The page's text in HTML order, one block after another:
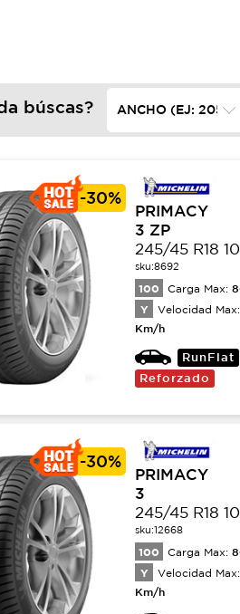
búscas?
-30%
PRIMACY
3 ZP
245/45 R18
sku:8692
100 Carga Max:
Y Velocidad Max:
Km/h
RunFlat
Reforzado
-30%
PRIMACY
3
245/45 R18
sku:12668
100 Carga Max:
Y Velocidad Max:
Km/h